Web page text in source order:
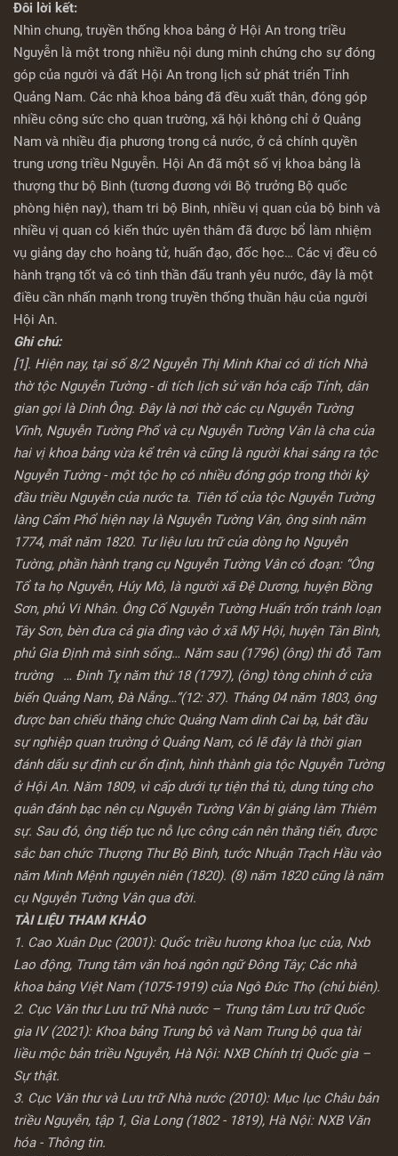
Đôi lời kết:
Nhìn chung, truyền thống khoa bảng ở Hội An trong triều
Nguyễn là một trong nhiều nội dung minh chứng cho sự đóng
góp của người và đất Hội An trong lịch sử phát triển Tỉnh
Quảng Nam. Các nhà khoa bảng đã đều xuất thân, đóng góp
nhiều công sức cho quan trường, xã hội không chỉ ở Quảng
Nam và nhiều địa phương trong cả nước, ở cả chính quyền
trung ương triều Nguyễn. Hội An đã một số vị khoa bảng là
thượng thư bộ Binh (tương đương với Bộ trưởng Bộ quốc
phòng hiện nay), tham tri bộ Binh, nhiều vị quan của bộ binh và
nhiều vị quan có kiến thức uyên thâm đã được bổ làm nhiệm
vụ giảng dạy cho hoàng tử, huấn đạo, đốc học… Các vị đều có
hành trạng tốt và có tinh thần đấu tranh yêu nước, đây là một
điều cần nhấn mạnh trong truyền thống thuần hậu của người
Hội An.
Ghi chú:
[1]. Hiện nay, tại số 8/2 Nguyễn Thị Minh Khai có di tích Nhà
thờ tộc Nguyễn Tường - di tích lịch sử văn hóa cấp Tỉnh, dân
gian gọi là Dinh Ông. Đây là nơi thờ các cụ Nguyễn Tường
Vĩnh, Nguyễn Tường Phổ và cụ Nguyễn Tường Vân là cha của
hai vị khoa bảng vừa kể trên và cũng là người khai sáng ra tộc
Nguyễn Tường - một tộc họ có nhiều đóng góp trong thời kỳ
đầu triều Nguyễn của nước ta. Tiên tổ của tộc Nguyễn Tường
làng Cẩm Phổ hiện nay là Nguyễn Tường Vân, ông sinh năm
1774, mất năm 1820. Tư liệu lưu trữ của dòng họ Nguyễn
Tường, phần hành trạng cụ Nguyễn Tường Vân có đoạn: “Ông
Tổ ta họ Nguyễn, Húy Mô, là người xã Đệ Dương, huyện Bồng
Sơn, phủ Vi Nhân. Ông Cố Nguyễn Tường Huấn trốn tránh loạn
Tây Sơn, bèn đưa cả gia đìng vào ở xã Mỹ Hội, huyện Tân Bình,
phủ Gia Định mà sinh sống… Năm sau (1796) (ông) thi đỗ Tam
trường … Đinh Tỵ năm thứ 18 (1797), (ông) tòng chinh ở cửa
biển Quảng Nam, Đà Nẵng…”(12: 37). Tháng 04 năm 1803, ông
được ban chiếu thăng chức Quảng Nam dinh Cai bạ, bắt đầu
sự nghiệp quan trường ở Quảng Nam, có lẽ đây là thời gian
đánh dấu sự định cư ổn định, hình thành gia tộc Nguyễn Tường
ở Hội An. Năm 1809, vì cấp dưới tự tiện thả tù, dung túng cho
quân đánh bạc nên cụ Nguyễn Tường Vân bị giáng làm Thiêm
sự. Sau đó, ông tiếp tục nỗ lực công cán nên thăng tiến, được
sắc ban chức Thượng Thư Bộ Binh, tước Nhuận Trạch Hầu vào
năm Minh Mệnh nguyên niên (1820). (8) năm 1820 cũng là năm
cụ Nguyễn Tường Vân qua đời.
TÀI LIỆU THAM KHẢO
1. Cao Xuân Dục (2001): Quốc triều hương khoa lục của, Nxb
Lao động, Trung tâm văn hoá ngôn ngữ Đông Tây; Các nhà
khoa bảng Việt Nam (1075-1919) của Ngô Đức Thọ (chủ biên).
2. Cục Văn thư Lưu trữ Nhà nước – Trung tâm Lưu trữ Quốc
gia IV (2021): Khoa bảng Trung bộ và Nam Trung bộ qua tài
liều mộc bản triều Nguyễn, Hà Nội: NXB Chính trị Quốc gia –
Sự thật.
3. Cục Văn thư và Lưu trữ Nhà nước (2010): Mục lục Châu bản
triều Nguyễn, tập 1, Gia Long (1802 - 1819), Hà Nội: NXB Văn
hóa - Thông tin.